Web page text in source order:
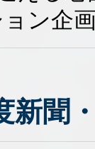
ン企
聞